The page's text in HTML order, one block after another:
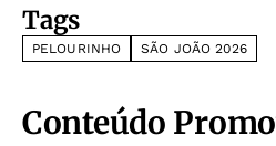
Tags
PELOURINHO SÃO JOÃO 2026